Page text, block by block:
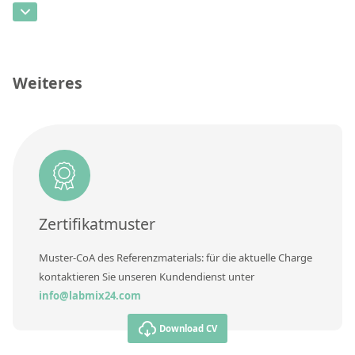
CAS-Nummer
Einheit
Weiteres
Zertifikatmuster
Muster-CoA des Referenzmaterials: für die aktuelle Charge
kontaktieren Sie unseren Kundendienst unter
info@labmix24.com
Download CV